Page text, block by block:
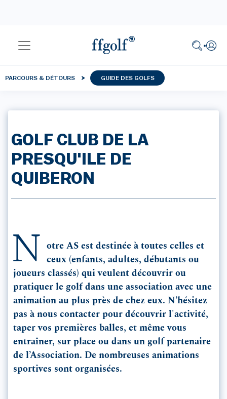
PARCOURS & DÉTOURS GUIDE DES GOLFS
GOLF CLUB DE LA
PRESQU'ILE DE
QUIBERON
N
otre AS est destinée à toutes celles et
ceux (enfants, adultes, débutants ou
joueurs classés) qui veulent découvrir ou
pratiquer le golf dans une association avec une
animation au plus près de chez eux. N’hésitez
pas à nous contacter pour découvrir l'activité,
taper vos premières balles, et même vous
entraîner, sur place ou dans un golf partenaire
de l’Association. De nombreuses animations
sportives sont organisées.